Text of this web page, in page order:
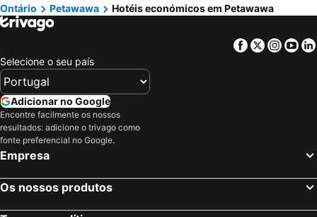
Ontário
Petawawa Hotéis económicos em Petawawa
Facebook
Twitter
Selecione o seu país
Adicionar no Google
Encontre facilmente os nossos
resultados: adicione o trivago como
fonte preferencial no Google.
Empresa
Os nossos produtos